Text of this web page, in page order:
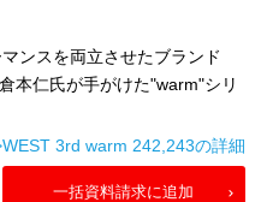
ンスを両立させたブランド
本仁氏が手がけた"warm"シリ
3rd warm 242,243の詳細
一括資料請求に追加